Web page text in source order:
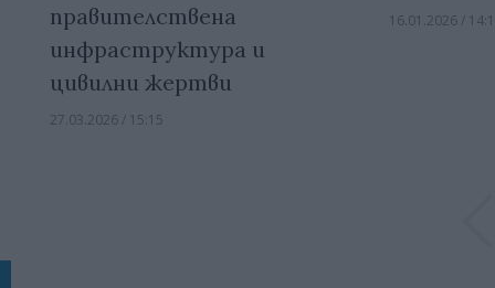
правителствена
инфраструктура и
цивилни жертви
27.03.2026 / 15:15
16.01.2026 /